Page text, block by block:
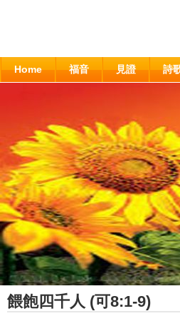
Home 福音 見證 詩
餵飽四千人 (可8:1-9)